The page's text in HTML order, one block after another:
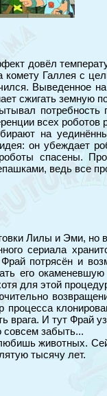
довёл
Галлея с
Выведенное
сжигать
всех роботов
на
он убеждает
спасены.
ведь все
Лилы и Эми, но
сериала
потрясён и
его
для этой
процесса
врага. И тут Фрай
совсем забыть...
животных.
тысячу лет.